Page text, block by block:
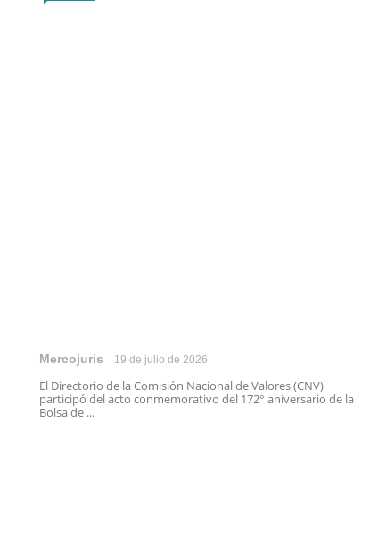
Mercojuris 19 de julio de 2026
El Directorio de la Comisión Nacional de Valores (CNV)
participó del acto conmemorativo del 172° aniversario de la
Bolsa de ...